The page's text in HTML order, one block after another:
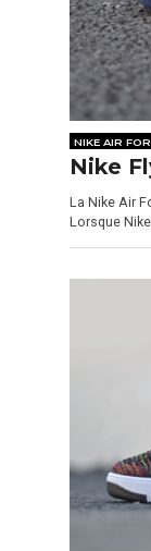
NIKE AIR
Nike
La Nike Air
Lorsque